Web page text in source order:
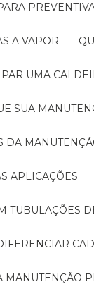
A VAPOR
UMA
SUA
DA
APLICAÇÕES
TUBULAÇÕES
MANUTENÇÃO